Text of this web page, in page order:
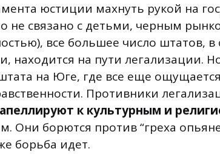
юстиции махнуть рукой на
не связано с детьми, черным
все большее число штатов,
находится на пути легализации.
на Юге, где все еще
Противники
апеллируют к культурным и
Они борются против “греха
борьба идет.